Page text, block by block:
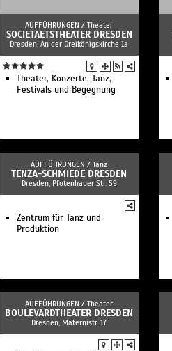
AUFFÜHRUNGEN / Theater
SOCIETAETSTHEATER DRESDEN
Dresden, An der Dreikönigskirche 1a
Theater, Konzerte, Tanz,
Festivals und Begegnung
AUFFÜHRUNGEN / Tanz
TENZA-SCHMIEDE DRESDEN
Dresden, Pfotenhauer Str. 59
Zentrum für Tanz und
Produktion
AUFFÜHRUNGEN / Theater
BOULEVARDTHEATER DRESDEN
Dresden, Maternistr. 17